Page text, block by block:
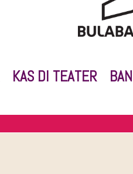
KAS DI TEATER